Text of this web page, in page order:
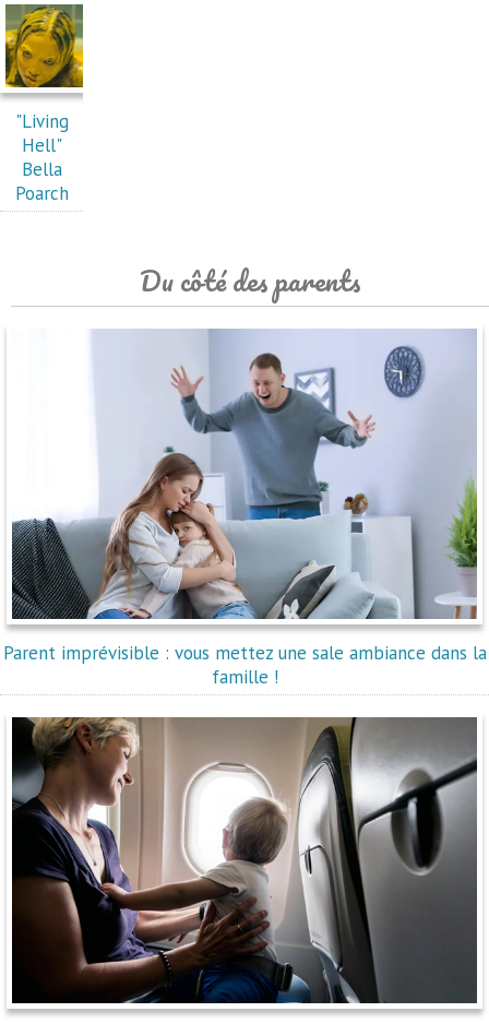
"Living
Hell"
Bella
Poarch
Du côté des parents
Parent imprévisible : vous mettez une sale ambiance dans la
famille !